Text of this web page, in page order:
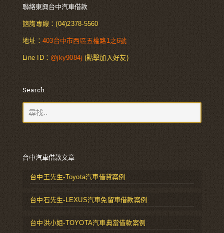
聯絡東興台中汽車借款
諮詢專線：(04)2378-5560
地址： 403台中市西區五權路1之6號
Line ID： @jky9084j (點擊加入好友)
Search
台中汽車借款文章
台中王先生-Toyota汽車借貸案例
台中石先生-LEXUS汽車免留車借款案例
台中洪小姐-TOYOTA汽車典當借款案例